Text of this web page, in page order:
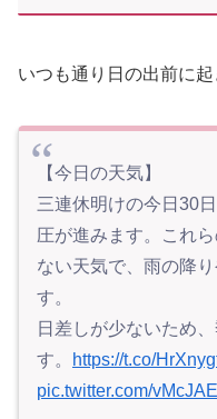
いつも通り日の出前に起
【今日の天気】
三連休明けの今日30
圧が進みます。これ
ない天気で、雨の降
す。
日差しが少ないため
す。
https://t.co/
pic.twitter.com/